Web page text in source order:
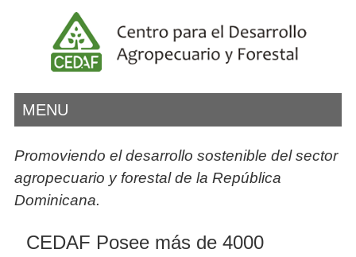
MENU
Promoviendo el desarrollo sostenible del sector
agropecuario y forestal de la República
Dominicana.
CEDAF Posee más de 4000